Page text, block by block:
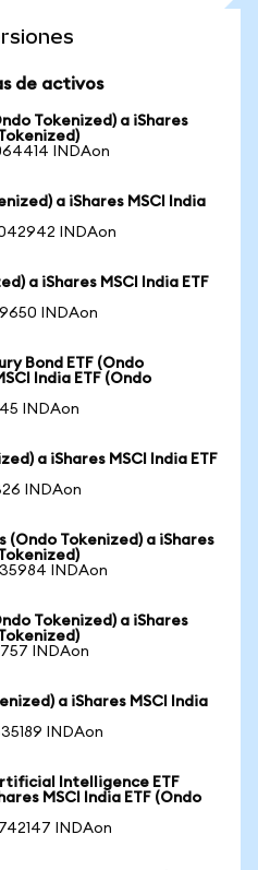
de activos
Tokenized) a iShares
INDAon
a iShares MSCI India
INDAon
a iShares MSCI India ETF
INDAon
Bond ETF (Ondo
India ETF (Ondo
INDAon
a iShares MSCI India ETF
INDAon
Tokenized) a iShares
INDAon
Tokenized) a iShares
INDAon
a iShares MSCI India
INDAon
Intelligence ETF
MSCI India ETF (Ondo
INDAon